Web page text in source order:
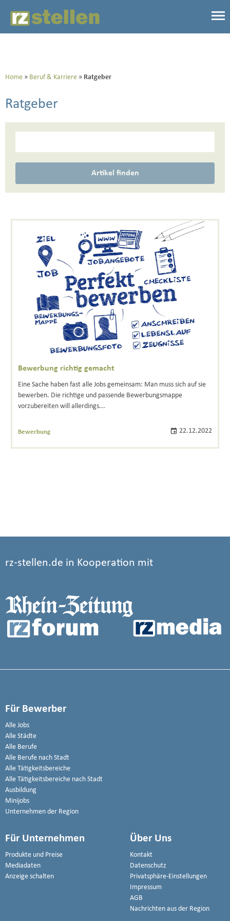
Home Beruf & Karriere Ratgeber
Ratgeber
Artikel finden
Bewerbung richtig gemacht
Eine Sache haben fast alle Jobs gemeinsam: Man muss sich auf sie
bewerben. Die richtige und passende Bewerbungsmappe
vorzubereiten will allerdings...
Bewerbung 22.12.2022
rz-stellen.de in Kooperation mit
Für Bewerber
Alle Jobs
Alle Städte
Alle Berufe
Alle Berufe nach Stadt
Alle Tätigkeitsbereiche
Alle Tätigkeitsbereiche nach Stadt
Ausbildung
Minijobs
Unternehmen der Region
Für Unternehmen
Produkte und Preise
Mediadaten
Anzeige schalten
Über Uns
Kontakt
Datenschutz
Privatsphäre-Einstellungen
Impressum
AGB
Nachrichten aus der Region